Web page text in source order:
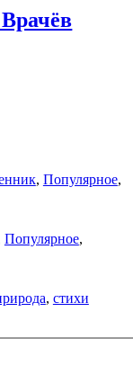
, Популярное,
Популярное,
, стихи